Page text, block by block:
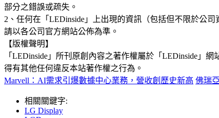
部分之錯誤或疏失。
2、任何在「LEDinside」上出現的資訊（包括但不限於公
請以各公司官方網站公佈為準。
【版權聲明】
「LEDinside」所刊原創內容之著作權屬於「LEDinside」
得有其他任何違反本站著作權之行為。
Marvell：AI需求引爆數據中心業務，營收創歷史新高 佛瑞
相關關鍵字:
LG Display